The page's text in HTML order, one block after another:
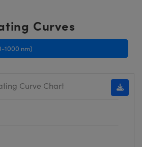
Curves
1000 nm)
Curve Chart